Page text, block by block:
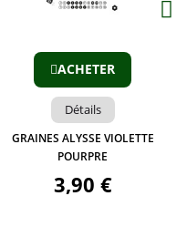
ACHETER
Détails
GRAINES ALYSSE VIOLETTE
POURPRE
3,90 €